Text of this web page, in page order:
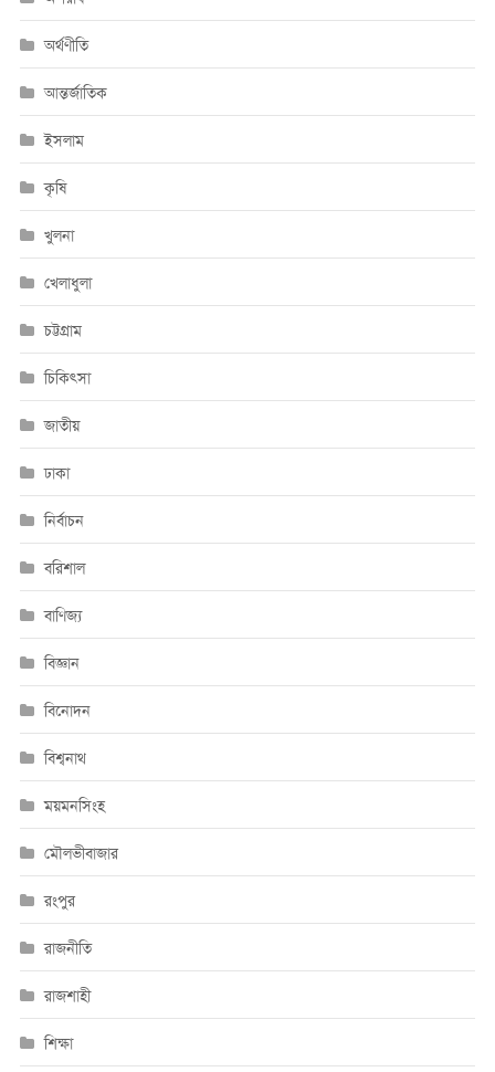
অর্থণীতি
আন্তর্জাতিক
ইসলাম
কৃষি
খুলনা
খেলাধুলা
চট্টগ্রাম
চিকিৎসা
জাতীয়
ঢাকা
নির্বাচন
বরিশাল
বাণিজ্য
বিজ্ঞান
বিনোদন
বিশ্বনাথ
ময়মনসিংহ
মৌলভীবাজার
রংপুর
রাজনীতি
রাজশাহী
শিক্ষা